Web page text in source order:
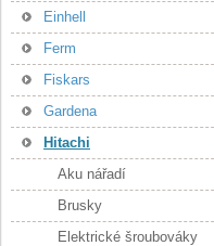
Einhell
Ferm
Fiskars
Gardena
Hitachi
Aku nářadí
Brusky
Elektrické šroubováky